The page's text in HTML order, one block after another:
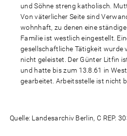
und Söhne streng katholisch.
Von väterlicher Seite sind
wohnhaft, zu denen eine
Familie ist westlich eingestellt.
gesellschaftliche Tätigkeit wurde
nicht geleistet. Der Günter Litfin
und hatte bis zum 13.8.61 in
gearbeitet. Arbeitsstelle ist nicht
Quelle: Landesarchiv Berlin, C REP.